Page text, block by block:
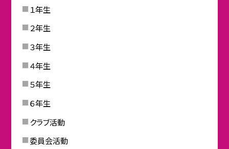
１年生
２年生
３年生
４年生
５年生
６年生
クラブ活動
委員会活動